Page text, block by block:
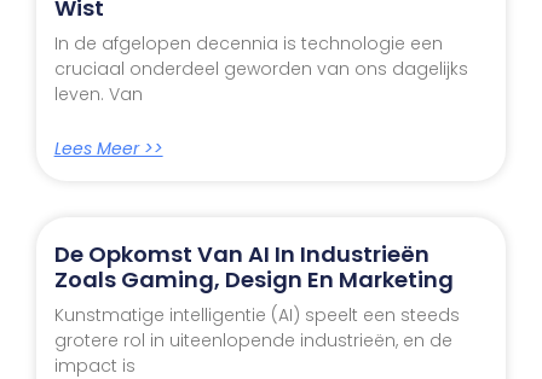
Wist
In de afgelopen decennia is technologie een
cruciaal onderdeel geworden van ons dagelijks
leven. Van
Lees Meer >>
De Opkomst Van AI In Industrieën
Zoals Gaming, Design En Marketing
Kunstmatige intelligentie (AI) speelt een steeds
grotere rol in uiteenlopende industrieën, en de
impact is